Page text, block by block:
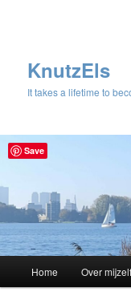
KnutzEls
It takes a lifetime to
Skip
Home Over mijzelf
Save